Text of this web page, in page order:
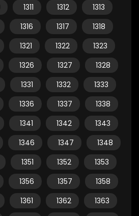
1311 1312
1313
1316 1317
1318
1321 1322
1323
1326 1327
1328
1331 1332
1333
1336 1337
1338
1341 1342
1343
1346 1347
1348
1351 1352
1353
1356 1357
1358
1361 1362
1363